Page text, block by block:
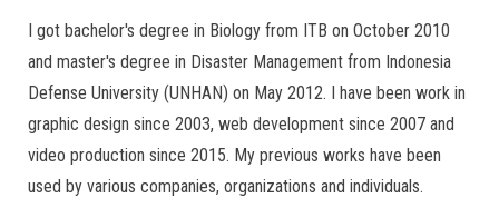
I got bachelor's degree in Biology from ITB on October 2010
and master's degree in Disaster Management from Indonesia
Defense University (UNHAN) on May 2012. I have been work in
graphic design since 2003, web development since 2007 and
video production since 2015. My previous works have been
used by various companies, organizations and individuals.